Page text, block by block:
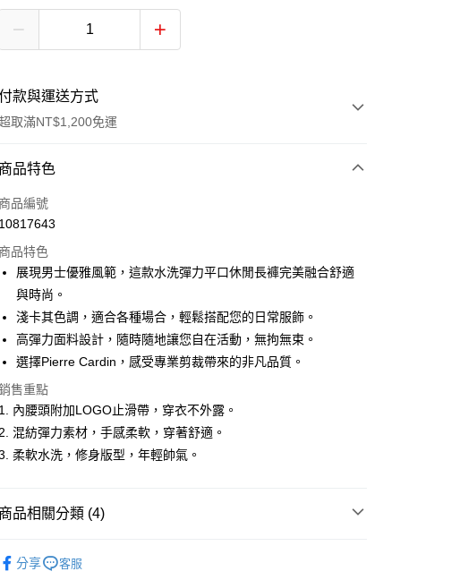
款與運送方式
取滿NT$1,200免運
付款方式
信用卡一次付款
LINE Pay
Apple Pay
悠遊付
Google Pay
付款
運送方式
每筆NT$60，滿NT$1,200(含以上)免運費
每筆NT$60，滿NT$1,200(含以上)免運費
商品特色
商品編號
10817643
商品特色
展現男士優雅風範，這款水洗彈力平口休閒長褲完美融合舒適
與時尚。
淺卡其色調，適合各種場合，輕鬆搭配您的日常服飾。
高彈力面料設計，隨時隨地讓您自在活動，無拘無束。
選擇Pierre Cardin，感受專業剪裁帶來的非凡品質。
售重點
1. 內腰頭附加LOGO止滑帶，穿衣不外露。
2. 混紡彈力素材，手感柔軟，穿著舒適。
柔軟水洗，修身版型，年輕帥氣。
商品相關分類 (4)
分享 客服